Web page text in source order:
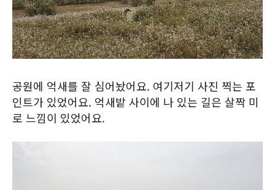
공원에 억새를 잘 심어놨어요. 여기저기 사진 찍는 포
인트가 있었어요. 억새밭 사이에 나 있는 길은 살짝 미
로 느낌이 있었어요.